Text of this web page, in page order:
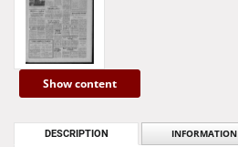
Show content
DESCRIPTION INFORMATION